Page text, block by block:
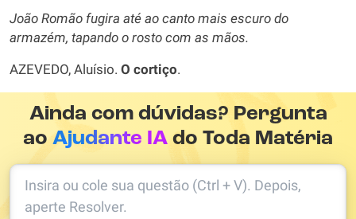
João Romão fugira até ao canto mais escuro do
armazém, tapando o rosto com as mãos.
AZEVEDO, Aluísio. O cortiço.
Ainda com dúvidas? Pergunta
aoAjudante IA do Toda Matéria
Insira ou cole sua questão (Ctrl + V). Depois,
aperte Resolver.